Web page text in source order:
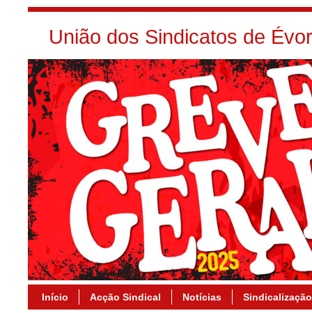
União dos Sindicatos de
Início Acção Sindical Notícias Sindicalização